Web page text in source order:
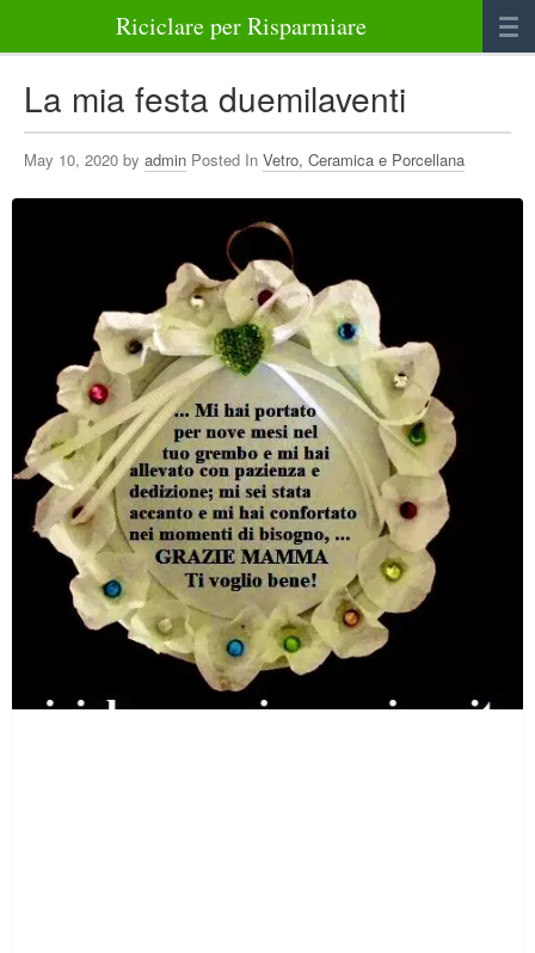
Riciclare per Risparmiare
Bellezza Benessere e Salute
La mia festa duemilaventi
May 10, 2020 by admin Posted In Vetro, Ceramica e Porcellana